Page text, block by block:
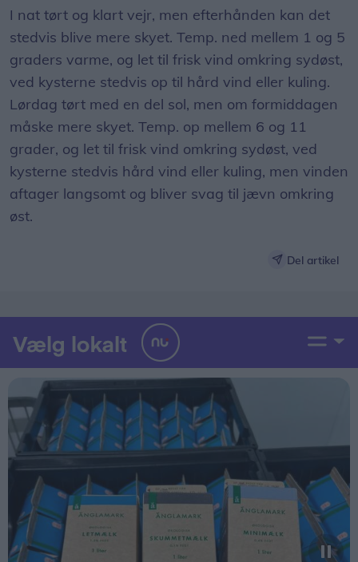
I nat tørt og klart vejr, men efterhånden kan det
stedvis blive mere skyet. Temp. ned mellem 1 og 5
graders varme, og let til frisk vind omkring sydøst,
ved kysterne stedvis op til hård vind eller kuling.
Lørdag tørt med en del sol, men om formiddagen
måske mere skyet. Temp. op mellem 6 og 11
grader, og let til frisk vind omkring sydøst, ved
kysterne stedvis hård vind eller kuling, men vinden
aftager langsomt og bliver svag til jævn omkring
øst.
Del artikel